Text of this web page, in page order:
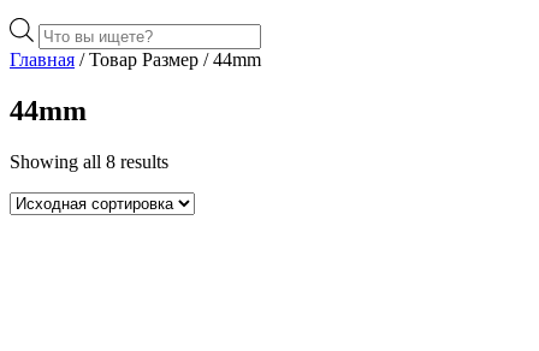
Поиск
товаров
Главная / Товар Размер / 44mm
44mm
Showing all 8 results